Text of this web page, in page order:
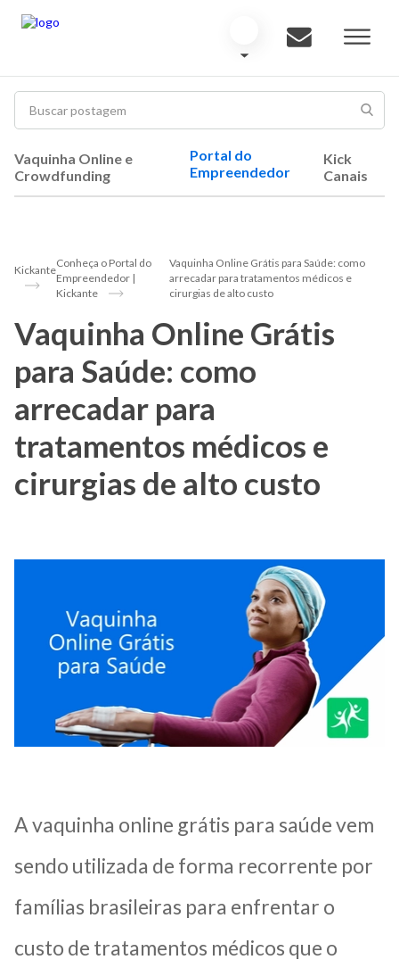
Vaquinha Online e
Crowdfunding
Portal do
Empreendedor
Kick
Canais
Kickante
Conheça o Portal do
Empreendedor |
Kickante
Vaquinha Online Grátis para Saúde: como
arrecadar para tratamentos médicos e
cirurgias de alto custo
Vaquinha Online Grátis
para Saúde: como
arrecadar para
tratamentos médicos e
cirurgias de alto custo
A vaquinha online grátis para saúde vem
sendo utilizada de forma recorrente por
famílias brasileiras para enfrentar o
custo de tratamentos médicos que o